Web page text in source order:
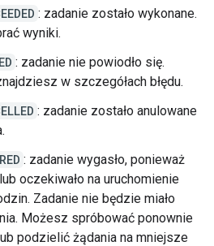
: zadanie zostało wykonane.
wyniki.
: zadanie nie powiodło się.
w szczegółach błędu.
: zadanie zostało anulowane
: zadanie wygasło, ponieważ
oczekiwało na uruchomienie
Zadanie nie będzie miało
Możesz spróbować ponownie
podzielić żądania na mniejsze